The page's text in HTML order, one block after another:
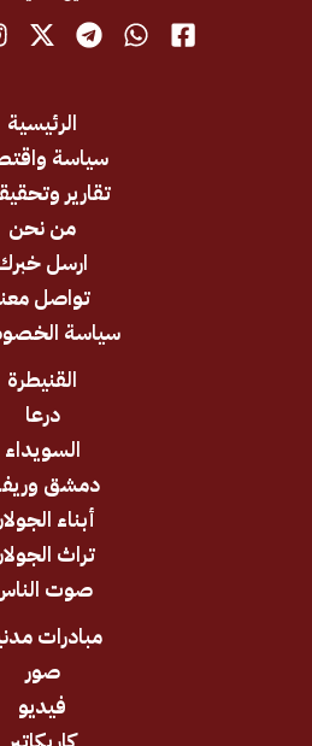
سياسة واقتصاد
تقارير وتحقيقات
ارسل خبرك
تواصل معنا
سياسة الخصوصية
دمشق وريفها
أبناء الجولان
تراث الجولان
صوت الناس
مبادرات مدنية